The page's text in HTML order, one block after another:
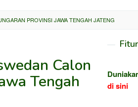
PROVINSI JAWA TENGAH JATENG
Calon
Tengah
di sini